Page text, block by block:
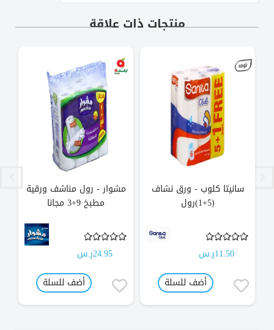
منتجات ذات علاقة
سانيتا كلوب - ورق نشاف
(5+1)رول
11.50ر.س
أضف للسلة
مشوار - رول مناشف ورقية
مطبخ 9+3 مجانا
24.95ر.س
أضف للسلة